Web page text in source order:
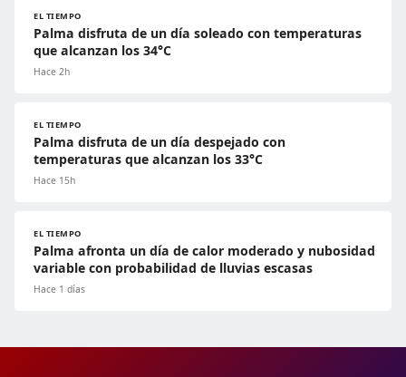
EL TIEMPO
Palma disfruta de un día soleado con temperaturas
que alcanzan los 34°C
Hace 2h
EL TIEMPO
Palma disfruta de un día despejado con
temperaturas que alcanzan los 33°C
Hace 15h
EL TIEMPO
Palma afronta un día de calor moderado y nubosidad
variable con probabilidad de lluvias escasas
Hace 1 días